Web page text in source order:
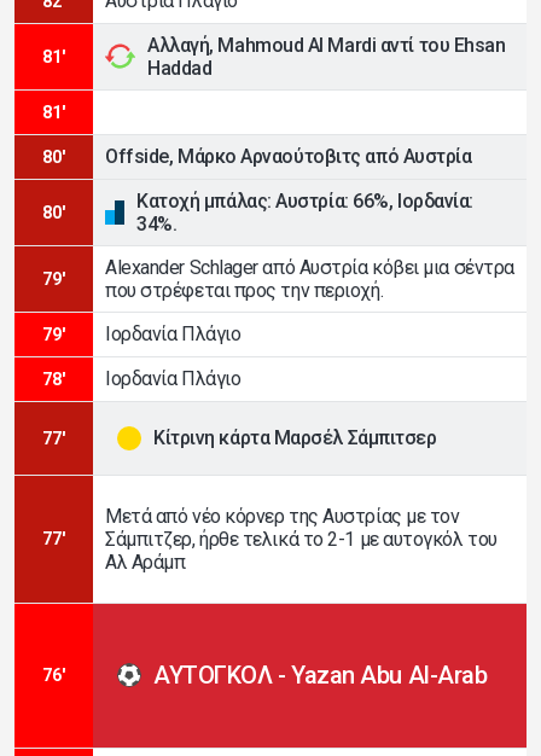
81'
Αλλαγή, Mahmoud Al Mardi αντί του Ehsan
Haddad
81'
80' Offside, Μάρκο Αρναούτοβιτς από Αυστρία
80'
Κατοχή μπάλας: Αυστρία: 66%, Ιορδανία:
34%.
79'
Alexander Schlager από Αυστρία κόβει μια σέντρα
που στρέφεται προς την περιοχή.
79' Ιορδανία Πλάγιο
78' Ιορδανία Πλάγιο
77' Κίτρινη κάρτα Μαρσέλ Σάμπιτσερ
77'
Μετά από νέο κόρνερ της Αυστρίας με τον
Σάμπιτζερ, ήρθε τελικά το 2-1 με αυτογκόλ του
Αλ Αράμπ
76' ΑΥΤΟΓΚΟΛ - Yazan Abu Al-Arab